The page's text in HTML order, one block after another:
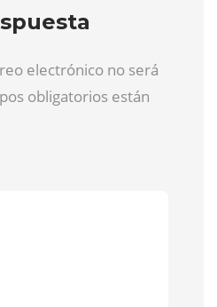
electrónico no será
obligatorios están